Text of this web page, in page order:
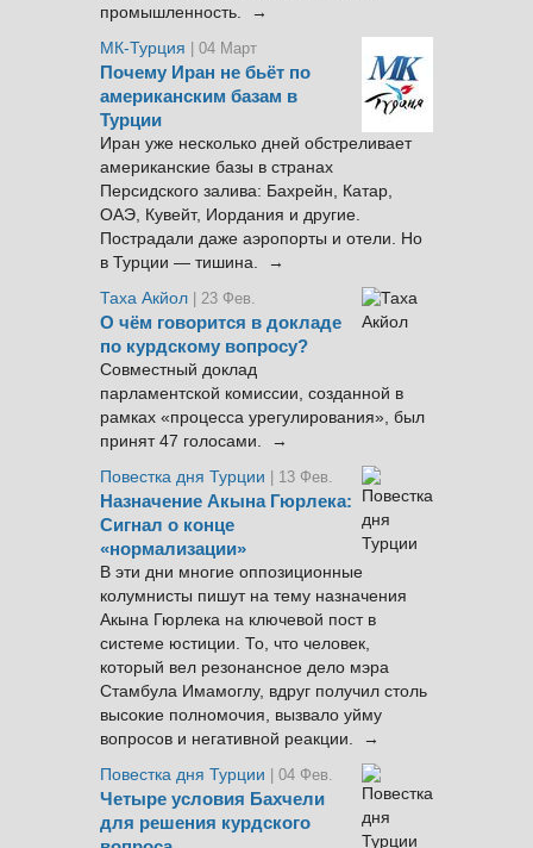
промышленность. →
МК-Турция
| 04 Март
Почему Иран не бьёт по
американским базам в
Турции
Иран уже несколько дней обстреливает
американские базы в странах
Персидского залива: Бахрейн, Катар,
ОАЭ, Кувейт, Иордания и другие.
Пострадали даже аэропорты и отели. Но
в Турции — тишина. →
Таха Акйол | 23 Фев.
О чём говорится в докладе
по курдскому вопросу?
Совместный доклад
парламентской комиссии, созданной в
рамках «процесса урегулирования», был
принят 47 голосами. →
Повестка дня Турции
| 13 Фев.
Назначение Акына Гюрлека:
Сигнал о конце
«нормализации»
В эти дни многие оппозиционные
колумнисты пишут на тему назначения
Акына Гюрлека на ключевой пост в
системе юстиции. То, что человек,
который вел резонансное дело мэра
Стамбула Имамоглу, вдруг получил столь
высокие полномочия, вызвало уйму
вопросов и негативной реакции. →
Повестка дня Турции
| 04 Фев.
Четыре условия Бахчели
для решения курдского